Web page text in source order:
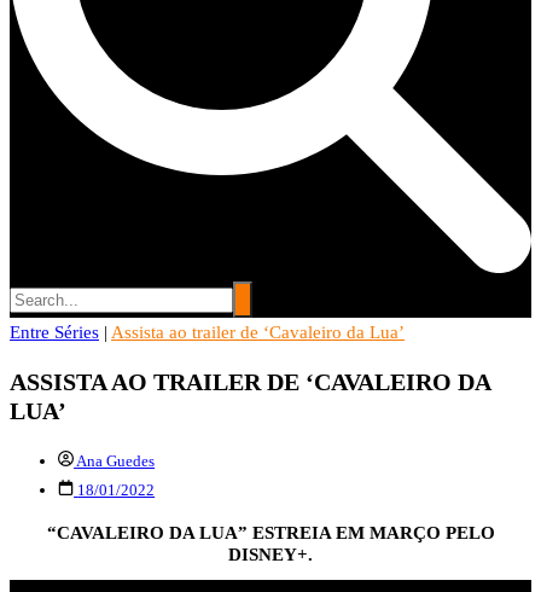
Entre Séries
Entre Séries | Assista ao trailer de ‘Cavaleiro da Lua’
ASSISTA AO TRAILER DE ‘CAVALEIRO DA
LUA’
Ana Guedes
18/01/2022
“CAVALEIRO DA LUA” ESTREIA EM MARÇO PELO
DISNEY+.